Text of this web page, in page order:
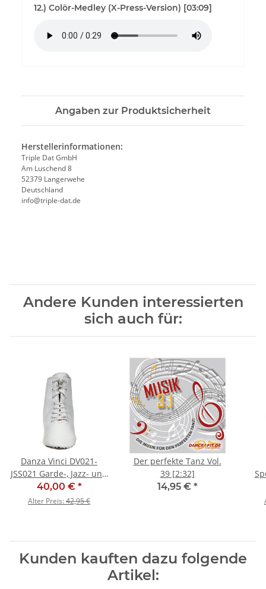
12.) Colör-Medley (X-Press-Version) [03:09]
Angaben zur Produktsicherheit
Herstellerinformationen:
Triple Dat GmbH
Am Luschend 8
52379 Langerwehe
Deutschland
info@triple-dat.de
Andere Kunden interessierten
sich auch für:
Danza Vinci DV021-
JSS021 Garde-, Jazz- und
Tanzstiefel - SALE
40,00 € *
Alter Preis:42,95 €
Der perfekte Tanz Vol.
39 [2:32]
14,95 € *
Kunden kauften dazu folgende
Artikel: